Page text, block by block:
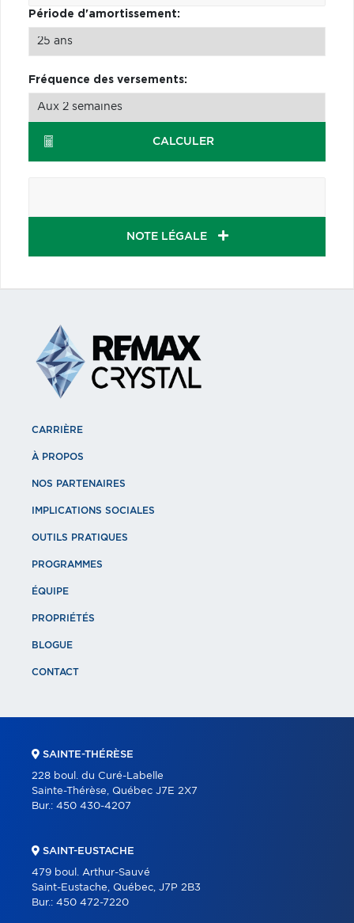
Période d'amortissement:
Fréquence des versements:
CALCULER
NOTE LÉGALE
CARRIÈRE
À PROPOS
NOS PARTENAIRES
IMPLICATIONS SOCIALES
OUTILS PRATIQUES
PROGRAMMES
ÉQUIPE
PROPRIÉTÉS
BLOGUE
CONTACT
SAINTE-THÉRÈSE
228 boul. du Curé-Labelle
Sainte-Thérèse, Québec J7E 2X7
Bur.: 450 430-4207
SAINT-EUSTACHE
479 boul. Arthur-Sauvé
Saint-Eustache, Québec, J7P 2B3
Bur.: 450 472-7220